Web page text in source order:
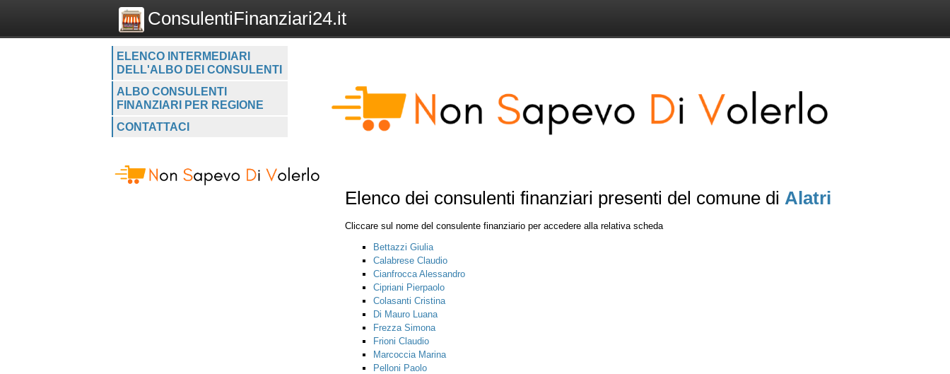
ConsulentiFinanziari24.it
ELENCO INTERMEDIARI
DELL'ALBO DEI CONSULENTI
ALBO CONSULENTI
FINANZIARI PER REGIONE
CONTATTACI
Elenco dei consulenti finanziari presenti del comune di Alatri
Cliccare sul nome del consulente finanziario per accedere alla relativa scheda
Bettazzi Giulia
Calabrese Claudio
Cianfrocca Alessandro
Cipriani Pierpaolo
Colasanti Cristina
Di Mauro Luana
Frezza Simona
Frioni Claudio
Marcoccia Marina
Pelloni Paolo